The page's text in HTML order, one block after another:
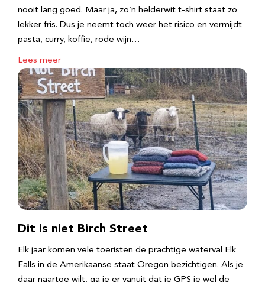
nooit lang goed. Maar ja, zo’n helderwit t-shirt staat zo
lekker fris. Dus je neemt toch weer het risico en vermijdt
pasta, curry, koffie, rode wijn…
Lees meer
Dit is niet Birch Street
Elk jaar komen vele toeristen de prachtige waterval Elk
Falls in de Amerikaanse staat Oregon bezichtigen. Als je
daar naartoe wilt, ga je er vanuit dat je GPS je wel de